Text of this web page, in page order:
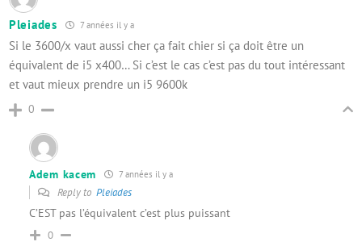
Pleiades 7 années il y a
Si le 3600/x vaut aussi cher ça fait chier si ça doit être un
équivalent de i5 x400… Si c’est le cas c’est pas du tout intéressant
et vaut mieux prendre un i5 9600k
0
Adem kacem 7 années il y a
Reply to Pleiades
C’EST pas l’équivalent c’est plus puissant
0